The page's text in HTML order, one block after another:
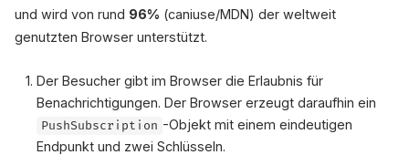
und wird von rund 96% (caniuse/MDN) der weltweit
genutzten Browser unterstützt.
Der Besucher gibt im Browser die Erlaubnis für
Benachrichtigungen. Der Browser erzeugt daraufhin ein
PushSubscription -Objekt mit einem eindeutigen
Endpunkt und zwei Schlüsseln.